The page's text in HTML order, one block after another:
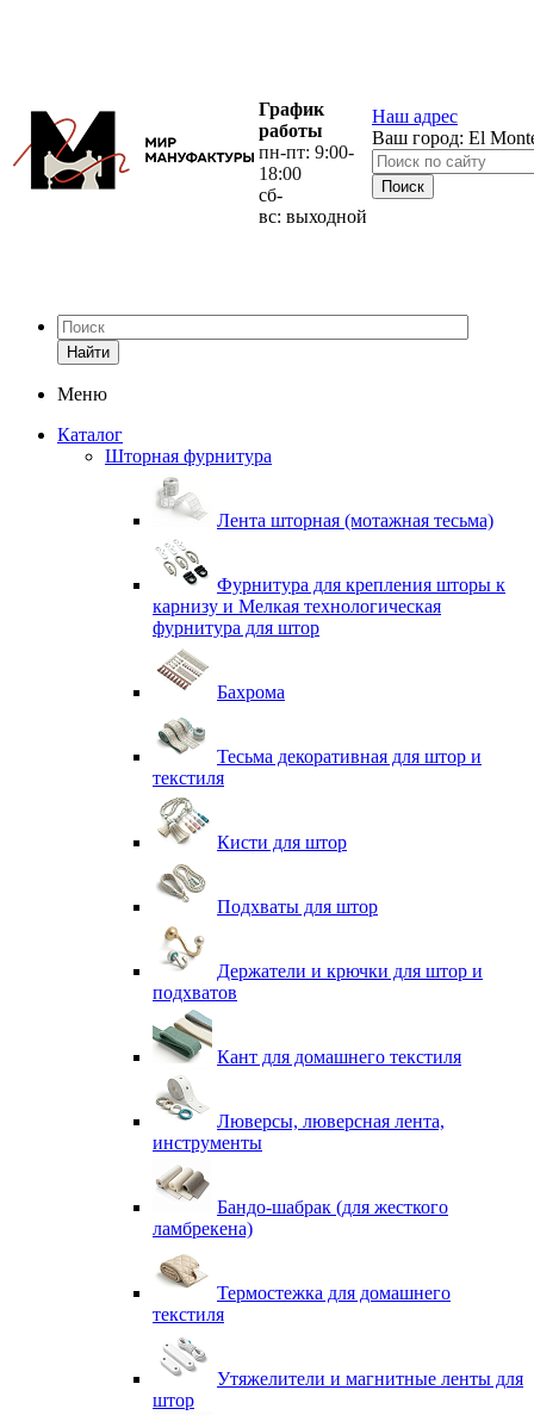
График
работы
пн-пт: 9:00-
18:00
сб-
вс: выходной
Наш адрес
Ваш город: El
Найти
Меню
Каталог
Шторная фурнитура
Лента шторная (мотажная тесьма)
Фурнитура для крепления шторы к
карнизу и Мелкая технологическая
фурнитура для штор
Бахрома
Тесьма декоративная для штор и
текстиля
Кисти для штор
Подхваты для штор
Держатели и крючки для штор и
подхватов
Кант для домашнего текстиля
Люверсы, люверсная лента,
инструменты
Бандо-шабрак (для жесткого
ламбрекена)
Термостежка для домашнего
текстиля
Утяжелители и магнитные ленты для
штор